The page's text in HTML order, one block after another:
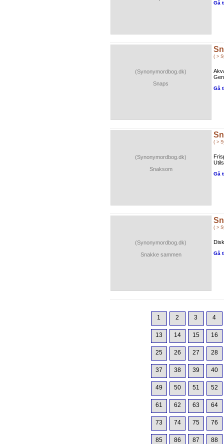
Gå
(Synonymordbog.dk)
Snaps
( >
Gå
(Synonymordbog.dk)
Snaksom
( >
Gå
(Synonymordbog.dk)
Snakke sammen
( >
Gå
1 2 3 4
13 14 15 16
25 26 27 28
37 38 39 40
49 50 51 52
61 62 63 64
73 74 75 76
85 86 87 88